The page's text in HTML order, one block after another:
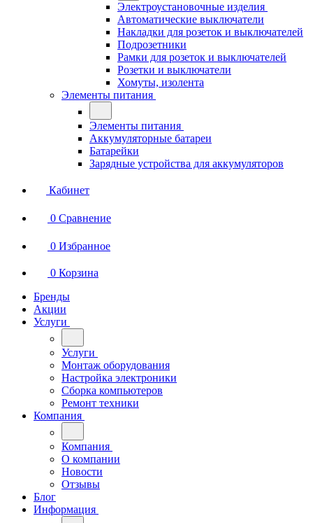
Электроустановочные изделия
Автоматические выключатели
Накладки для розеток и выключателей
Подрозетники
Рамки для розеток и выключателей
Розетки и выключатели
Хомуты, изолента
Элементы питания
Элементы питания
Аккумуляторные батареи
Батарейки
Зарядные устройства для аккумуляторов
Кабинет
0 Сравнение
0 Избранное
0 Корзина
Бренды
Акции
Услуги
Услуги
Монтаж оборудования
Настройка электроники
Сборка компьютеров
Ремонт техники
Компания
Компания
О компании
Новости
Отзывы
Блог
Информация